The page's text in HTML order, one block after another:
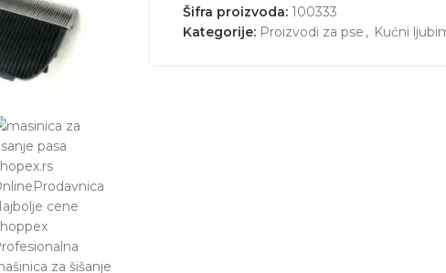
Šifra proizvoda: 100333
Kategorije: Proizvodi za pse , Kućni